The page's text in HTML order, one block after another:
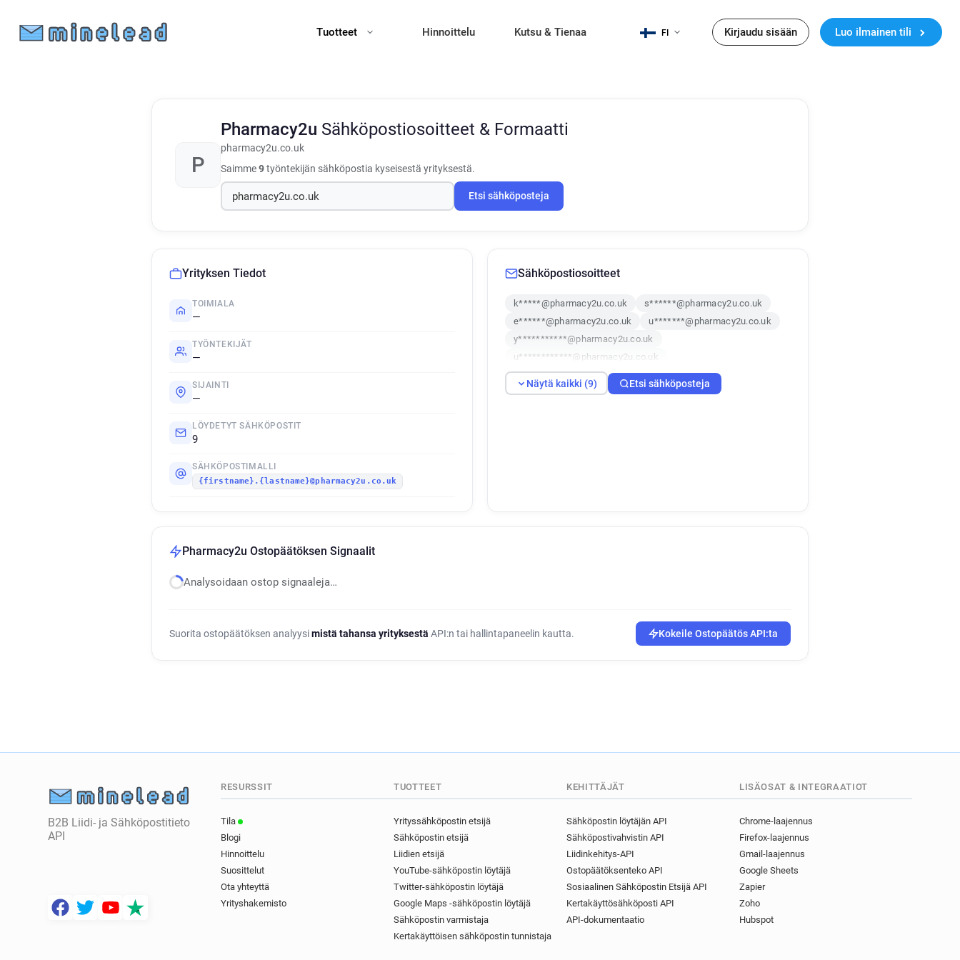
Tuotteet Hinnoittelu Kutsu & Tienaa FI Kirjaudu sisään Luo ilmainen tili
P
Pharmacy2u Sähköpostiosoitteet & Formaatti
pharmacy2u.co.uk
Saimme9työntekijän sähköpostia kyseisestä yrityksestä.
Etsi sähköposteja
Yrityksen Tiedot
TOIMIALA
—
TYÖNTEKIJÄT
—
SIJAINTI
—
LÖYDETYT SÄHKÖPOSTIT
9
SÄHKÖPOSTIMALLI
{firstname}.{lastname}@pharmacy2u.co.uk
Sähköpostiosoitteet
k*****@pharmacy2u.co.uk
s******@pharmacy2u.co.uk
e******@pharmacy2u.co.uk
u*******@pharmacy2u.co.uk
y***********@pharmacy2u.co.uk
u************@pharmacy2u.co.uk
q*****@pharmacy2u.co.uk
k*****@pharmacy2u.co.uk
m******@pharmacy2u.co.uk
Näytä kaikki (9) Etsi sähköposteja
Pharmacy2u Ostopäätöksen Signaalit
Analysoidaan ostop signaaleja…
Suorita ostopäätöksen analyysimistä tahansa yrityksestä API:n tai hallintapaneelin kautta. Kokeile Ostopäätös API:ta
B2B Liidi- ja Sähköpostitieto
API
RESURSSIT
Tila
Blogi
Hinnoittelu
Suosittelut
Ota yhteyttä
Yrityshakemisto
TUOTTEET
Yrityssähköpostin etsijä
Sähköpostin etsijä
Liidien etsijä
YouTube-sähköpostin löytäjä
Twitter-sähköpostin löytäjä
Google Maps -sähköpostin löytäjä
Sähköpostin varmistaja
Kertakäyttöisen sähköpostin tunnistaja
KEHITTÄJÄT
Sähköpostin löytäjän API
Sähköpostivahvistin API
Liidinkehitys-API
Ostopäätöksenteko API
Sosiaalinen Sähköpostin Etsijä API
Kertakäyttösähköposti API
API-dokumentaatio
LISÄOSAT & INTEGRAATIOT
Chrome-laajennus
Firefox-laajennus
Gmail-laajennus
Google Sheets
Zapier
Zoho
Hubspot